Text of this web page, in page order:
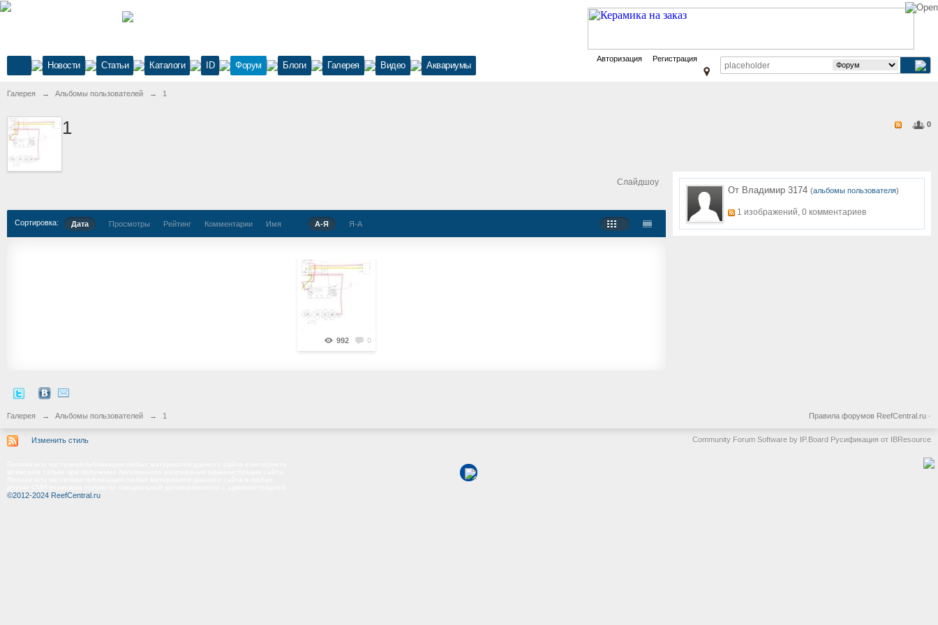
Новости Статьи Каталоги ID Форум Блоги Галерея Видео Аквариумы
Авторизация Регистрация
Галерея → Альбомы пользователей → 1
0
1
От Владимир 3174 (альбомы пользователя)
1 изображений, 0 комментариев
Слайдшоу
Сортировка: Дата Просмотры Рейтинг Комментарии Имя А-Я Я-А
992 0
Галерея → Альбомы пользователей → 1 Правила форумов ReefCentral.ru ·
Изменить стиль Community Forum Software by IP.Board Русификация от IBResource
©2012-2024 ReefCentral.ru